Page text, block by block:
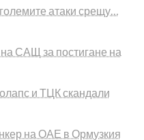
атаки срещу…
САЩ за постигане на
и ТЦК скандали
на ОАЕ в Ормузкия